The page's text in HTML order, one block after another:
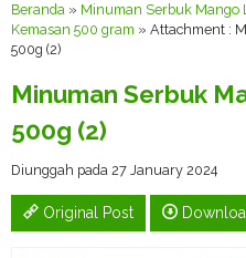
Beranda » Minuman Serbuk Mango
Kemasan 500 gram » Attachment :
500g (2)
Minuman Serbuk
500g (2)
Diunggah pada 27 January 2024
Original Post